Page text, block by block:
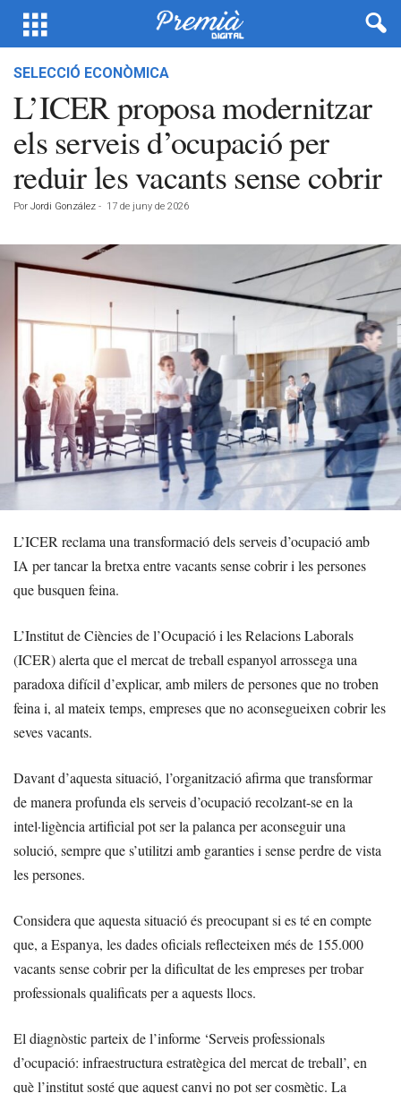
SELECCIÓ ECONÒMICA
L’ICER proposa modernitzar
els serveis d’ocupació per
reduir les vacants sense cobrir
Por Jordi González - 17 de juny de 2026
L’ICER reclama una transformació dels serveis d’ocupació amb
IA per tancar la bretxa entre vacants sense cobrir i les persones
que busquen feina.
L’Institut de Ciències de l’Ocupació i les Relacions Laborals
(ICER) alerta que el mercat de treball espanyol arrossega una
paradoxa difícil d’explicar, amb milers de persones que no troben
feina i, al mateix temps, empreses que no aconsegueixen cobrir les
seves vacants.
Davant d’aquesta situació, l’organització afirma que transformar
de manera profunda els serveis d’ocupació recolzant-se en la
intel·ligència artificial pot ser la palanca per aconseguir una
solució, sempre que s’utilitzi amb garanties i sense perdre de vista
les persones.
Considera que aquesta situació és preocupant si es té en compte
que, a Espanya, les dades oficials reflecteixen més de 155.000
vacants sense cobrir per la dificultat de les empreses per trobar
professionals qualificats per a aquests llocs.
El diagnòstic parteix de l’informe ‘Serveis professionals
d’ocupació: infraestructura estratègica del mercat de treball’, en
què l’institut sosté que aquest canvi no pot ser cosmètic. La